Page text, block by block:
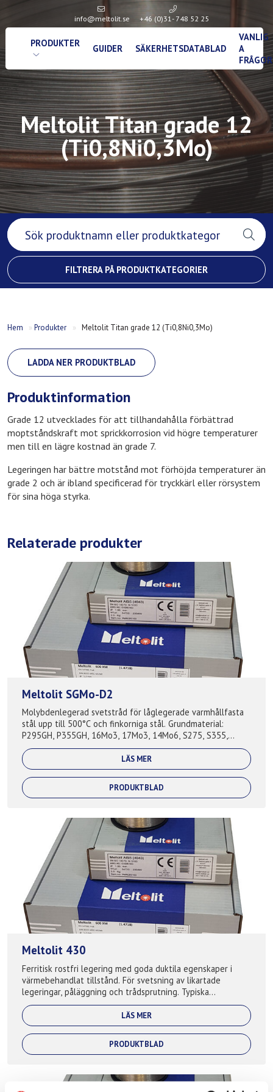
info@meltolit.se +46 (0)31- 748 52 25
PRODUKTER GUIDER SÄKERHETSDATABLAD
VANLIG
A
FRÅGOR
Meltolit Titan grade 12
(Ti0,8Ni0,3Mo)
FILTRERA PÅ PRODUKTKATEGORIER
Hem »Produkter » Meltolit Titan grade 12 (Ti0,8Ni0,3Mo)
LADDA NER PRODUKTBLAD
Produktinformation
Grade 12 utvecklades för att tillhandahålla förbättrad
moptståndskraft mot sprickkorrosion vid högre temperaturer
men till en lägre kostnad än grade 7.
Legeringen har bättre motstånd mot förhöjda temperaturer än
grade 2 och är ibland specificerad för tryckkärl eller rörsystem
för sina höga styrka.
Relaterade produkter
Meltolit SGMo-D2
Molybdenlegerad svetstråd för låglegerade varmhållfasta
stål upp till 500°C och finkorniga stål. Grundmaterial:
P295GH, P355GH, 16Mo3, 17Mo3, 14Mo6, S275, S355,
S420, A210, A285, A335, A516, S27...
LÄS MER
PRODUKTBLAD
Meltolit 430
Ferritisk rostfri legering med goda duktila egenskaper i
värmebehandlat tillstånd. För svetsning av likartade
legeringar, påläggning och trådsprutning. Typiska
applikationer: Avgassystem, gjutva...
LÄS MER
PRODUKTBLAD